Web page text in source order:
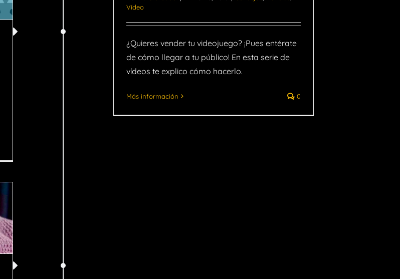
Vídeo
¿Quieres vender tu videojuego? ¡Pues entérate
de cómo llegar a tu público! En esta serie de
vídeos te explico cómo hacerlo.
Más información 0